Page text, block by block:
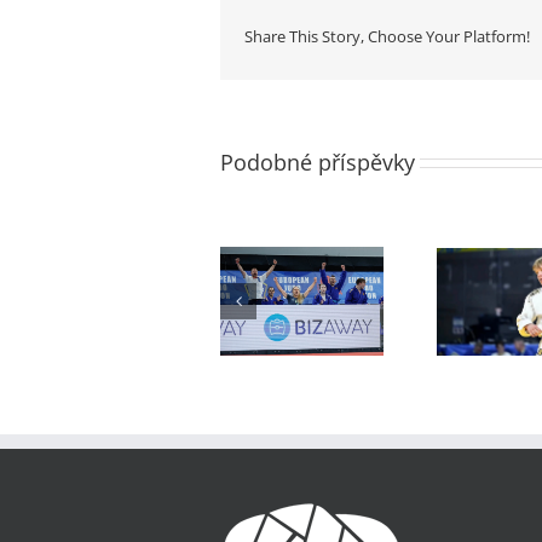
Share This Story, Choose Your Platform!
Podobné příspěvky
Mistrovství
Evropy
dorostenců